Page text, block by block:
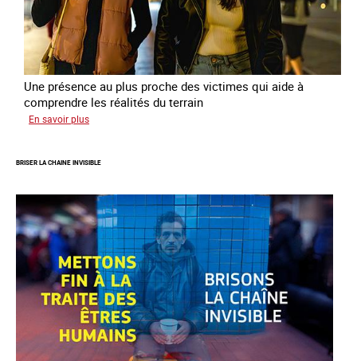
Une présence au plus proche des victimes qui aide à
comprendre les réalités du terrain
En savoir plus
fondamentaux
l’aller-
vers
dans
combat
contre
la
traite
BRISER LA CHAINE INVISIBLE